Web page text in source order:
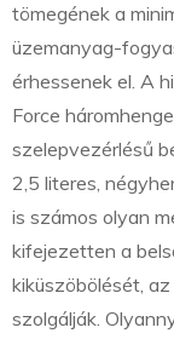
tömegének a
üzemanyag-
érhessenek el. A
Force
szelepvezérlésű
2,5 literes,
is számos olyan
kifejezetten a
kiküszöbölését,
szolgálják.